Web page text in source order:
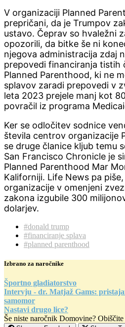
V organizaciji Planned
prepričani, da je Trumpov
ustavo. Čeprav so hvaležni
opozorili, da bitke še ni
njegova administracija zdaj
prepovedi financiranja tistih
Planned Parenthood, ki ne
splavov zaradi prepovedi v
leta 2023 prejele manj kot
povračil iz programa
Ker se odločitev sodnice
števila centrov organizacije
se druge članice kljub temu
San Francisco Chronicle je
Planned Parenthood Mar
Kaliforniji. Life News pa
organizacije v omenjeni
zakona izgubile 300
dolarjev.
#donald trump
#financiranje splava
#planned parenthood
Izbrano za naročnike
Športno gladiatorstvo
Intervju - dr. Matjaž Gams:
samomor
Nastavi drugo lice?
Še niste naročnik Domovine? Obiščite